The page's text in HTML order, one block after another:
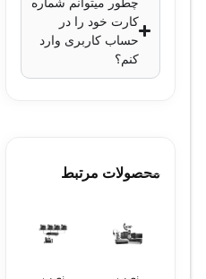
چطور میتوانم شماره
کارت خود را در
حساب کاربری وارد
کنم؟
محصولات مرتبط